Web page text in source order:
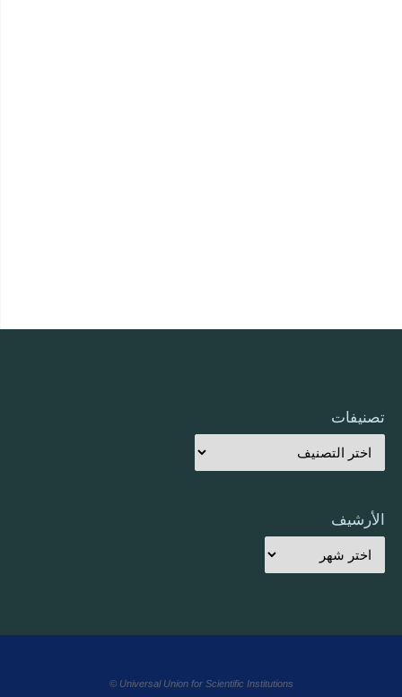
تصنيفات
الأرشيف
Universal Union for Scientific Institutions ©